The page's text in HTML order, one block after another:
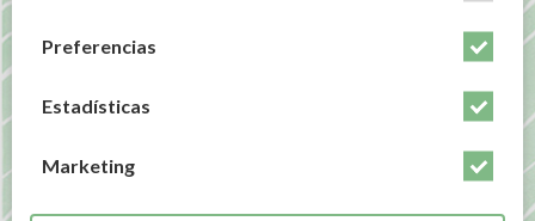
microbiota, ¿Qué tienen en común?
Preferencias
Estadísticas
Marketing